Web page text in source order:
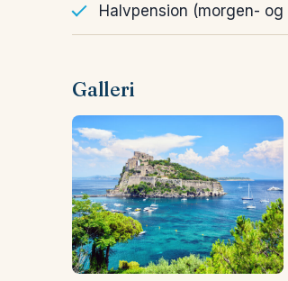
Halvpension (morgen- og
Galleri